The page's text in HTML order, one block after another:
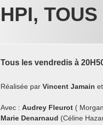
HPI,
Tous les vendredis à
Réalisée par Vincent Jamain et
Avec : Audrey Fleurot (
Marie Denarnaud (Céline